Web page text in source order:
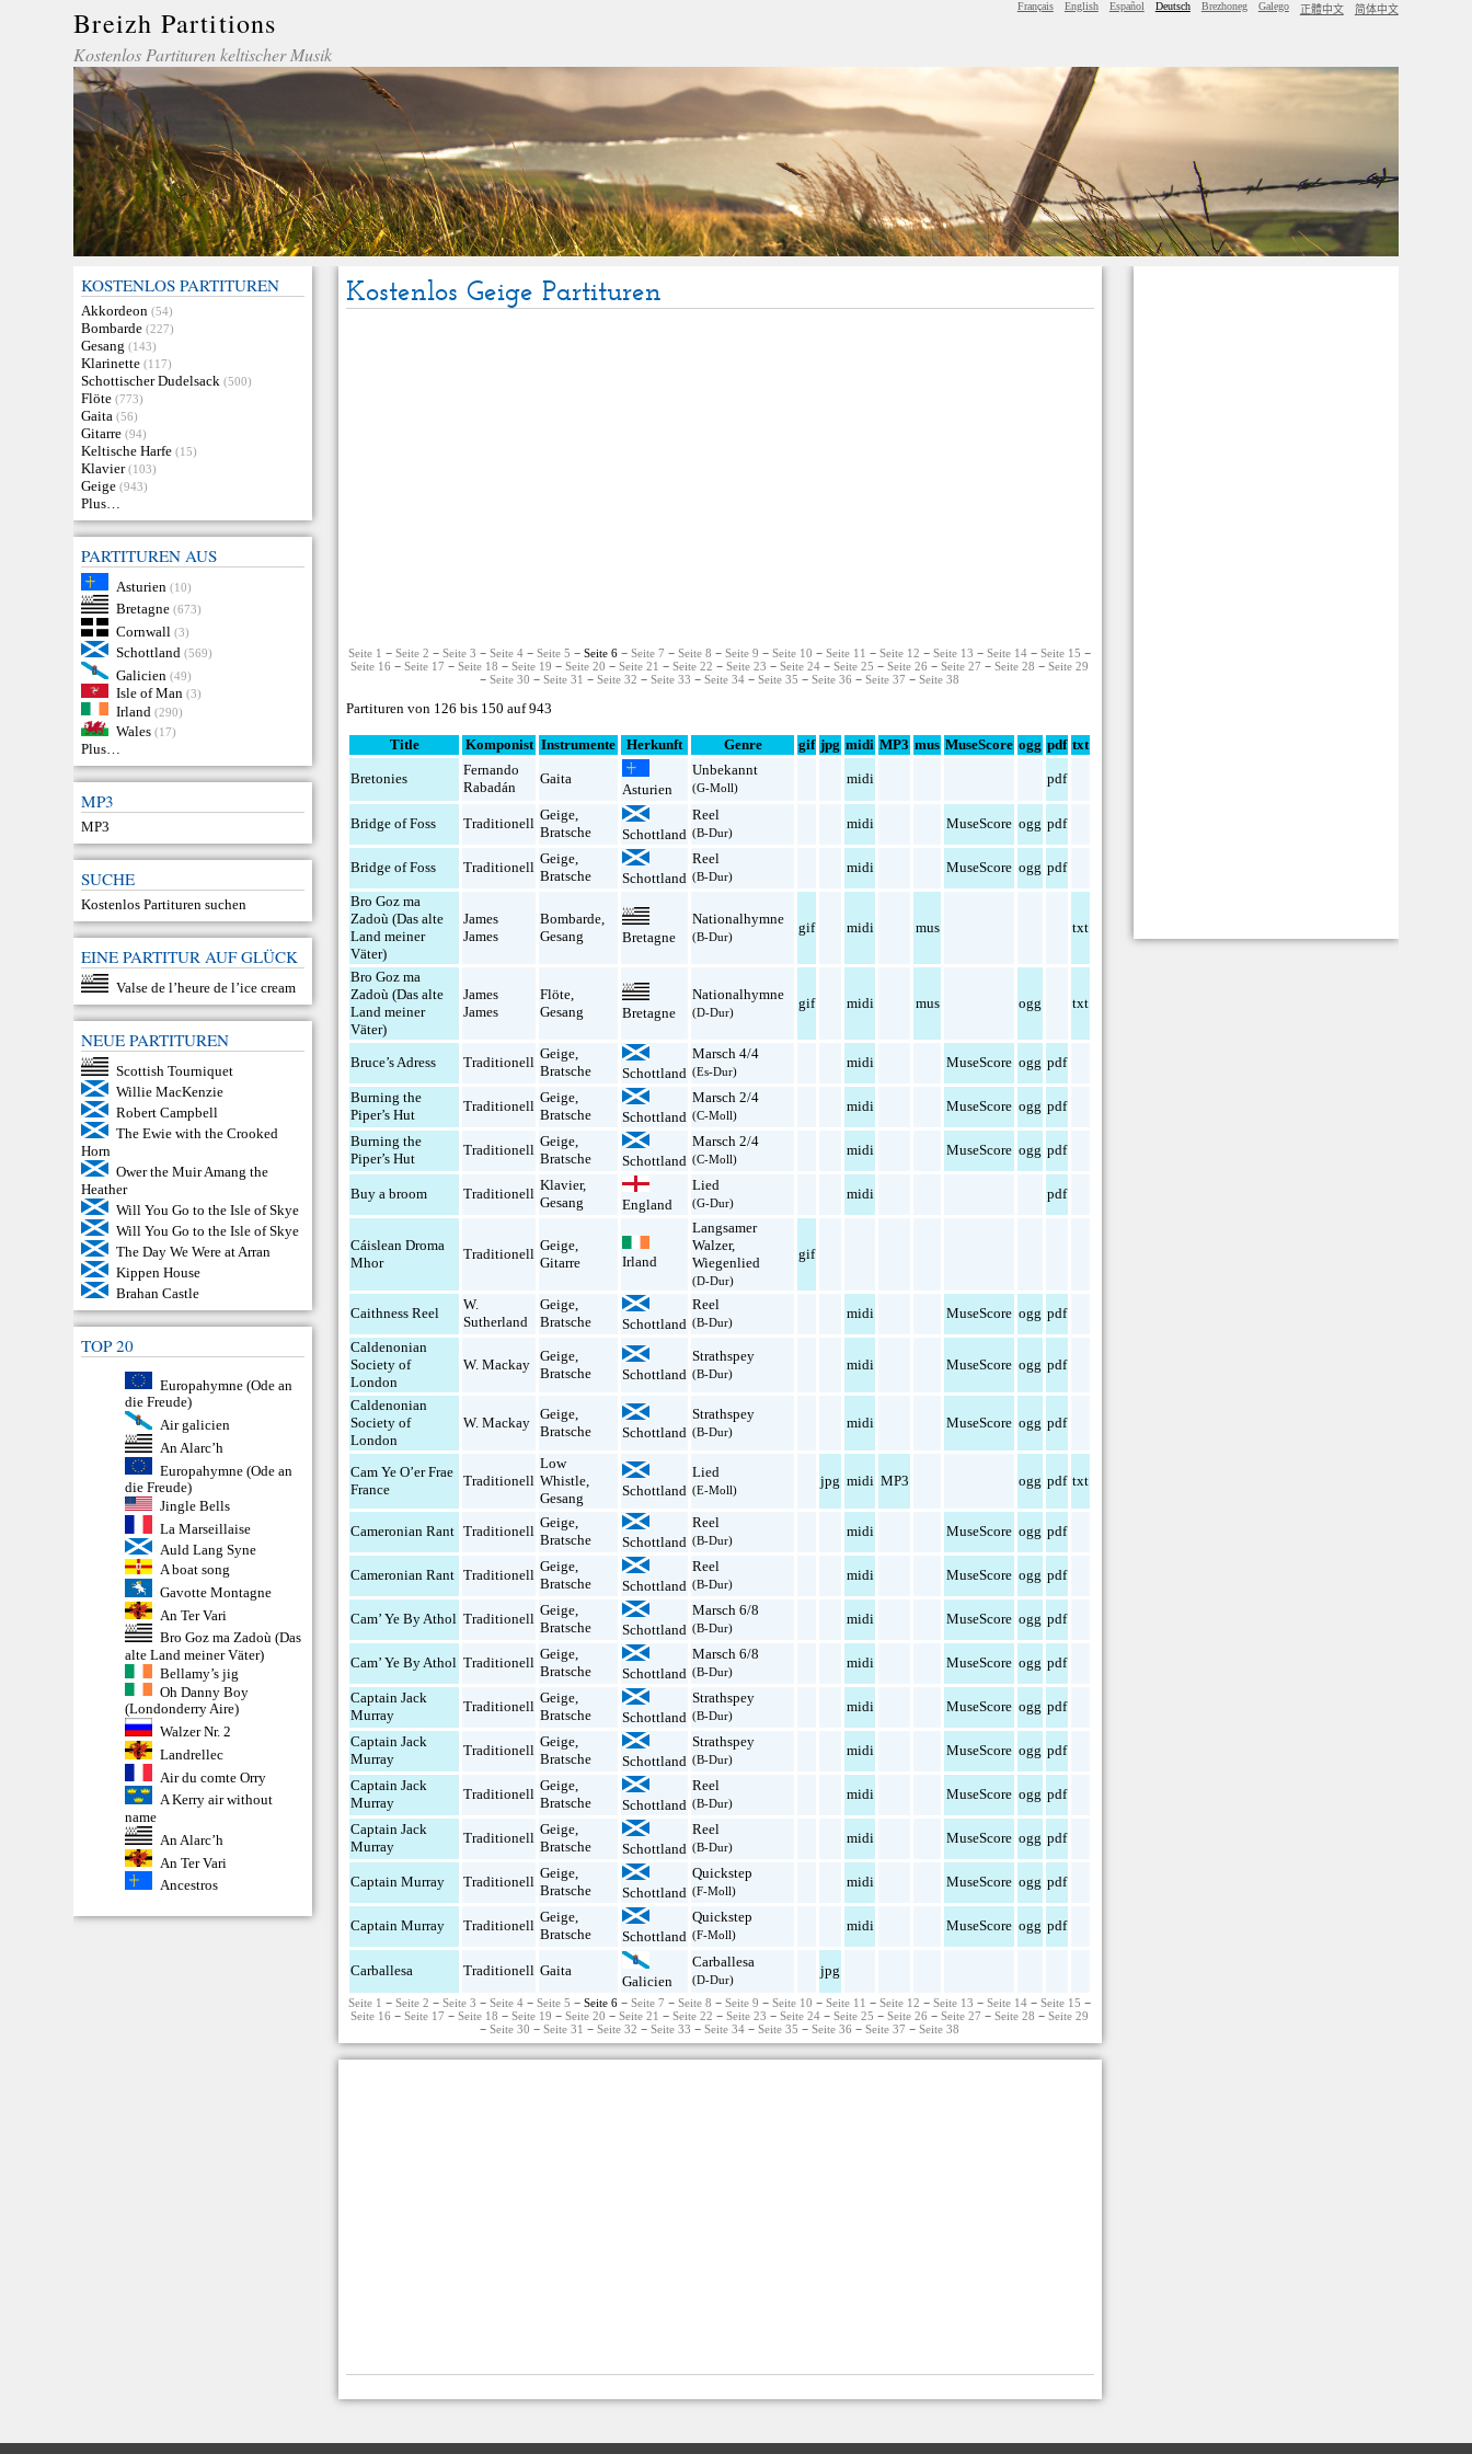
Breizh Partitions
Kostenlos Partituren keltischer Musik
Français English Español Deutsch Brezhoneg Galego 正體中文 简体中文
KOSTENLOS PARTITUREN
Akkordeon (54)
Bombarde (227)
Gesang (143)
Klarinette (117)
Schottischer Dudelsack (500)
Flöte (773)
Gaita (56)
Gitarre (94)
Keltische Harfe (15)
Klavier (103)
Geige (943)
Plus…
PARTITUREN AUS
Asturien (10)
Bretagne (673)
Cornwall (3)
Schottland (569)
Galicien (49)
Isle of Man (3)
Irland (290)
Wales (17)
Plus…
MP3
MP3
SUCHE
Kostenlos Partituren suchen
EINE PARTITUR AUF GLÜCK
Valse de l’heure de l’ice cream
NEUE PARTITUREN
Scottish Tourniquet
Willie MacKenzie
Robert Campbell
The Ewie with the Crooked
Horn
Ower the Muir Amang the
Heather
Will You Go to the Isle of Skye
Will You Go to the Isle of Skye
The Day We Were at Arran
Kippen House
Brahan Castle
TOP 20
Europahymne (Ode an
die Freude)
Air galicien
An Alarc’h
Europahymne (Ode an
die Freude)
Jingle Bells
La Marseillaise
Auld Lang Syne
A boat song
Gavotte Montagne
An Ter Vari
Bro Goz ma Zadoù (Das
alte Land meiner Väter)
Bellamy’s jig
Oh Danny Boy
(Londonderry Aire)
Walzer Nr. 2
Landrellec
Air du comte Orry
A Kerry air without
name
An Alarc’h
An Ter Vari
Ancestros
Kostenlos Geige Partituren
Seite 1 −Seite 2 −Seite 3 −Seite 4 −Seite 5 − Seite 6 −Seite 7 −Seite 8 −Seite 9 −Seite 10 −Seite 11 −Seite 12 −Seite 13 −Seite 14 −Seite 15 −
Seite 16 −Seite 17 −Seite 18 −Seite 19 −Seite 20 −Seite 21 −Seite 22 −Seite 23 −Seite 24 −Seite 25 −Seite 26 −Seite 27 −Seite 28 −Seite 29
−Seite 30 −Seite 31 −Seite 32 −Seite 33 −Seite 34 −Seite 35 −Seite 36 −Seite 37 −Seite 38
Partituren von 126 bis 150 auf 943
Title Komponist Instrumente Herkunft Genre gif jpg midi MP3 mus MuseScore ogg pdf txt
Bretonies
Fernando
Rabadán
Gaita
Asturien
Unbekannt
(G-Moll)
midi pdf
Bridge of Foss Traditionell
Geige
Bratsche
Schottland
Reel
(B-Dur)
midi MuseScore ogg pdf
Bridge of Foss Traditionell
Geige
Bratsche
Schottland
Reel
(B-Dur)
midi MuseScore ogg pdf
Bro Goz ma
Zadoù (Das alte
Land meiner
Väter)
James
James
Bombarde
Gesang
Bretagne
Nationalhymne
(B-Dur)
gif midi mus txt
Bro Goz ma
Zadoù (Das alte
Land meiner
Väter)
James
James
Flöte
Gesang
Bretagne
Nationalhymne
(D-Dur)
gif midi mus ogg txt
Bruce’s Adress Traditionell
Geige
Bratsche
Schottland
Marsch 4/4
(Es-Dur)
midi MuseScore ogg pdf
Burning the
Piper’s Hut
Traditionell
Geige
Bratsche
Schottland
Marsch 2/4
(C-Moll)
midi MuseScore ogg pdf
Burning the
Piper’s Hut
Traditionell
Geige
Bratsche
Schottland
Marsch 2/4
(C-Moll)
midi MuseScore ogg pdf
Buy a broom Traditionell
Klavier,
Gesang
England
Lied
(G-Dur)
midi pdf
Cáislean Droma
Mhor
Traditionell
Geige
Gitarre
Irland
Langsamer
Walzer,
Wiegenlied
(D-Dur)
gif
Caithness Reel
W.
Sutherland
Geige
Bratsche
Schottland
Reel
(B-Dur)
midi MuseScore ogg pdf
Caldenonian
Society of
London
W. Mackay
Geige
Bratsche
Schottland
Strathspey
(B-Dur)
midi MuseScore ogg pdf
Caldenonian
Society of
London
W. Mackay
Geige
Bratsche
Schottland
Strathspey
(B-Dur)
midi MuseScore ogg pdf
Cam Ye O’er Frae
France
Traditionell
Low
Whistle
Gesang
Schottland
Lied
(E-Moll)
jpg midi MP3 ogg pdf txt
Cameronian Rant Traditionell
Geige
Bratsche
Schottland
Reel
(B-Dur)
midi MuseScore ogg pdf
Cameronian Rant Traditionell
Geige
Bratsche
Schottland
Reel
(B-Dur)
midi MuseScore ogg pdf
Cam’ Ye By Athol Traditionell
Geige
Bratsche
Schottland
Marsch 6/8
(B-Dur)
midi MuseScore ogg pdf
Cam’ Ye By Athol Traditionell
Geige
Bratsche
Schottland
Marsch 6/8
(B-Dur)
midi MuseScore ogg pdf
Captain Jack
Murray
Traditionell
Geige
Bratsche
Schottland
Strathspey
(B-Dur)
midi MuseScore ogg pdf
Captain Jack
Murray
Traditionell
Geige
Bratsche
Schottland
Strathspey
(B-Dur)
midi MuseScore ogg pdf
Captain Jack
Murray
Traditionell
Geige
Bratsche
Schottland
Reel
(B-Dur)
midi MuseScore ogg pdf
Captain Jack
Murray
Traditionell
Geige
Bratsche
Schottland
Reel
(B-Dur)
midi MuseScore ogg pdf
Captain Murray Traditionell
Geige
Bratsche
Schottland
Quickstep
(F-Moll)
midi MuseScore ogg pdf
Captain Murray Traditionell
Geige
Bratsche
Schottland
Quickstep
(F-Moll)
midi MuseScore ogg pdf
Carballesa Traditionell Gaita
Galicien
Carballesa
(D-Dur)
jpg
Seite 1 −Seite 2 −Seite 3 −Seite 4 −Seite 5 − Seite 6 −Seite 7 −Seite 8 −Seite 9 −Seite 10 −Seite 11 −Seite 12 −Seite 13 −Seite 14 −Seite 15 −
Seite 16 −Seite 17 −Seite 18 −Seite 19 −Seite 20 −Seite 21 −Seite 22 −Seite 23 −Seite 24 −Seite 25 −Seite 26 −Seite 27 −Seite 28 −Seite 29
−Seite 30 −Seite 31 −Seite 32 −Seite 33 −Seite 34 −Seite 35 −Seite 36 −Seite 37 −Seite 38